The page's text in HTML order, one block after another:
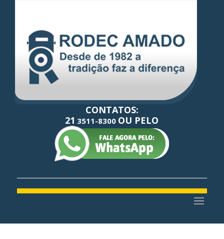
CONTATOS:
21 3511-8300 OU PELO